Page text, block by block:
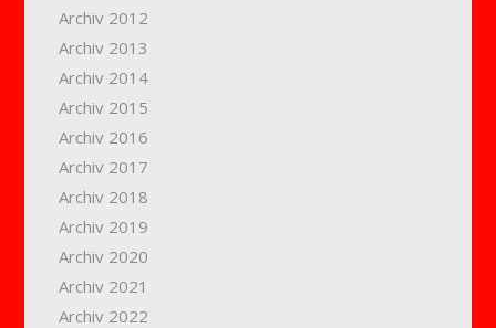
Archiv 2012
Archiv 2013
Archiv 2014
Archiv 2015
Archiv 2016
Archiv 2017
Archiv 2018
Archiv 2019
Archiv 2020
Archiv 2021
Archiv 2022